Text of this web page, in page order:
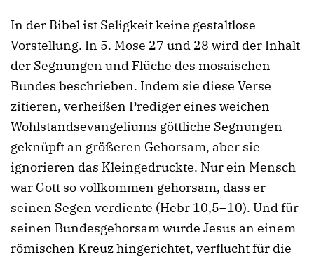
In der Bibel ist Seligkeit keine gestaltlose
Vorstellung. In 5. Mose 27 und 28 wird der Inhalt
der Segnungen und Flüche des mosaischen
Bundes beschrieben. Indem sie diese Verse
zitieren, verheißen Prediger eines weichen
Wohlstandsevangeliums göttliche Segnungen
geknüpft an größeren Gehorsam, aber sie
ignorieren das Kleingedruckte. Nur ein Mensch
war Gott so vollkommen gehorsam, dass er
seinen Segen verdiente (Hebr 10,5–10). Und für
seinen Bundesgehorsam wurde Jesus an einem
römischen Kreuz hingerichtet, verflucht für die